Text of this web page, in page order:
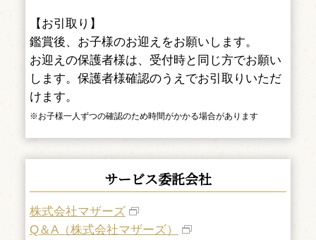
【お引取り】
鑑賞後、お子様のお迎えをお願いします。
お迎えの保護者様は、受付時と同じ方でお願い
します。保護者様確認のうえでお引取りいただ
けます。
※お子様一人ずつの確認のため時間がかかる場合があります
サービス委託会社
株式会社マザーズ
Q＆A（株式会社マザーズ）